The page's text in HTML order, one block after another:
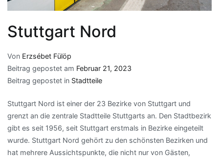
Stuttgart Nord
Von Erzsébet Fülöp
Beitrag gepostet am Februar 21, 2023
Beitrag gepostet in Stadtteile
Stuttgart Nord ist einer der 23 Bezirke von Stuttgart und
grenzt an die zentrale Stadtteile Stuttgarts an. Den Stadtbezirk
gibt es seit 1956, seit Stuttgart erstmals in Bezirke eingeteilt
wurde. Stuttgart Nord gehört zu den schönsten Bezirken und
hat mehrere Aussichtspunkte, die nicht nur von Gästen,